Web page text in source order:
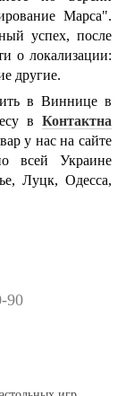
Марса".
успех, после
о локализации:
другие.
в Виннице в
в Контактна
у нас на сайте
всей Украине
Луцк, Одесса,
90